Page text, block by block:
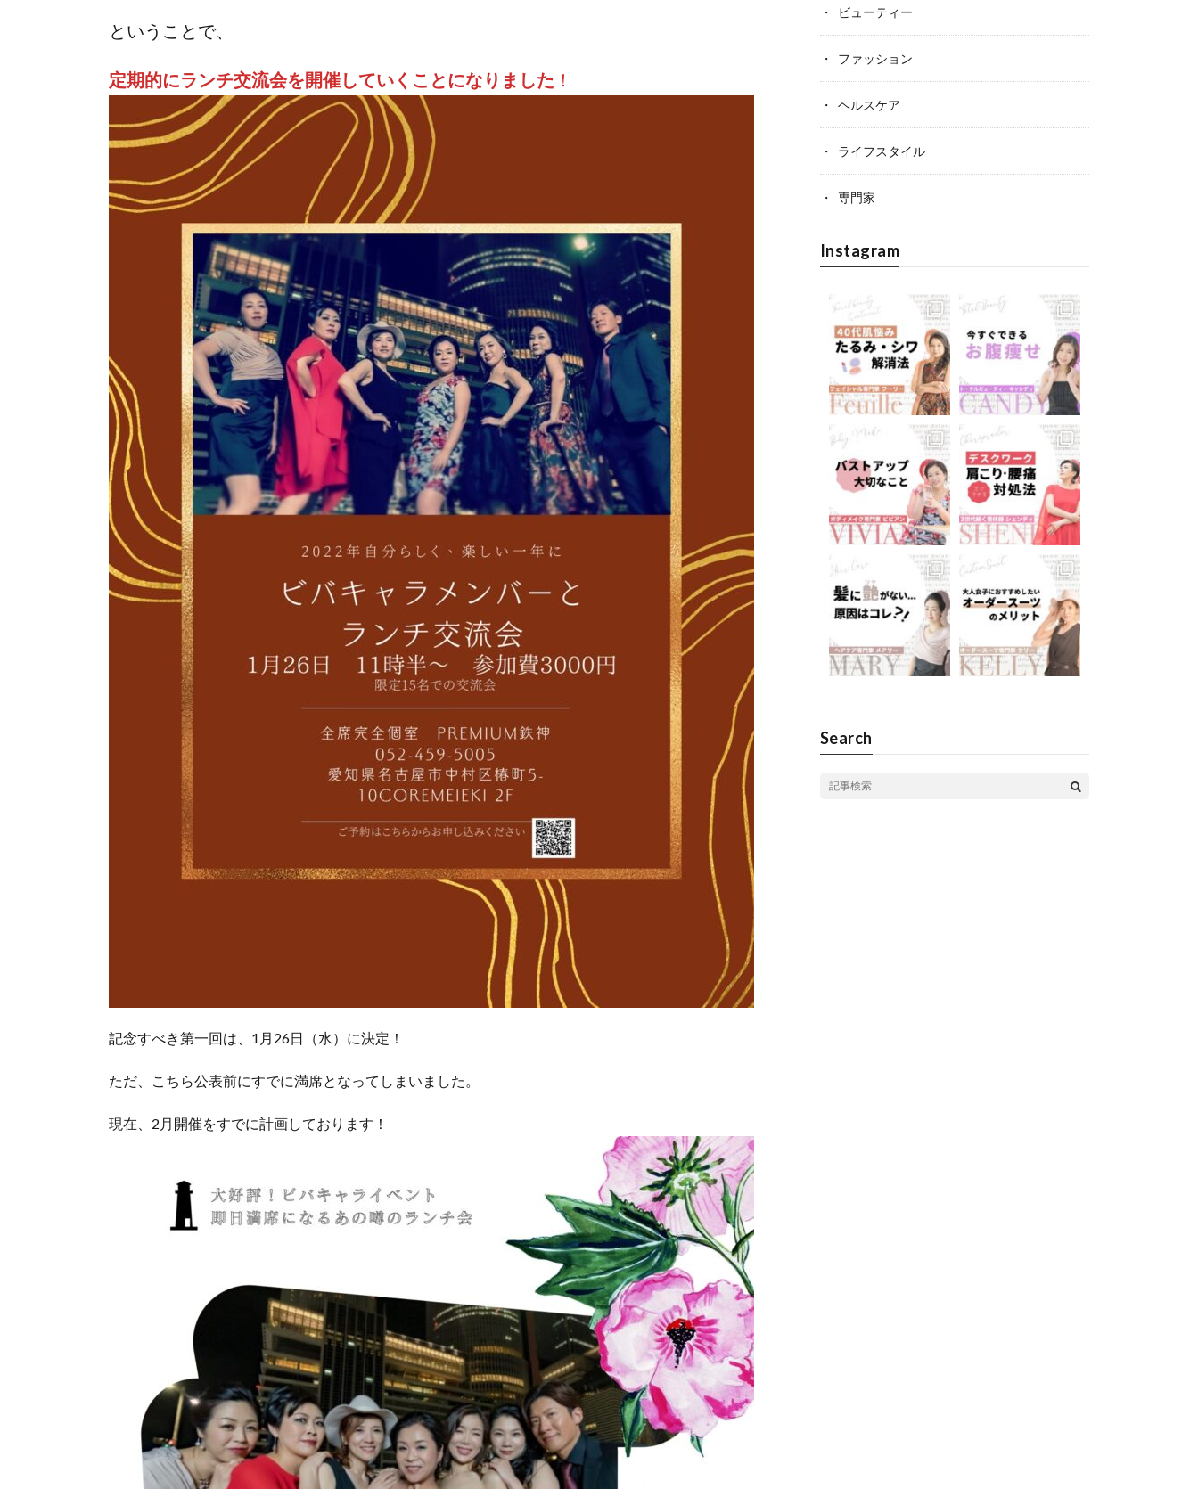
ということで、
定期的にランチ交流会を開催していくことになりました ！
記念すべき第一回は、1月26日（水）に決定！
ただ、こちら公表前にすでに満席となってしまいました。
現在、2月開催をすでに計画しております！
ビューティー
ファッション
ヘルスケア
ライフスタイル
専門家
Instagram
Search